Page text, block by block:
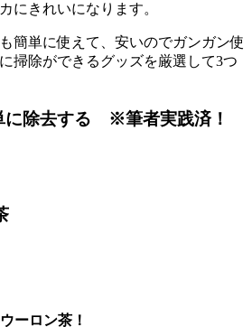
にきれいになります。
簡単に使えて、安いのでガンガン使
掃除ができるグッズを厳選して3つ
に除去する ※筆者実践済！
ーロン茶！